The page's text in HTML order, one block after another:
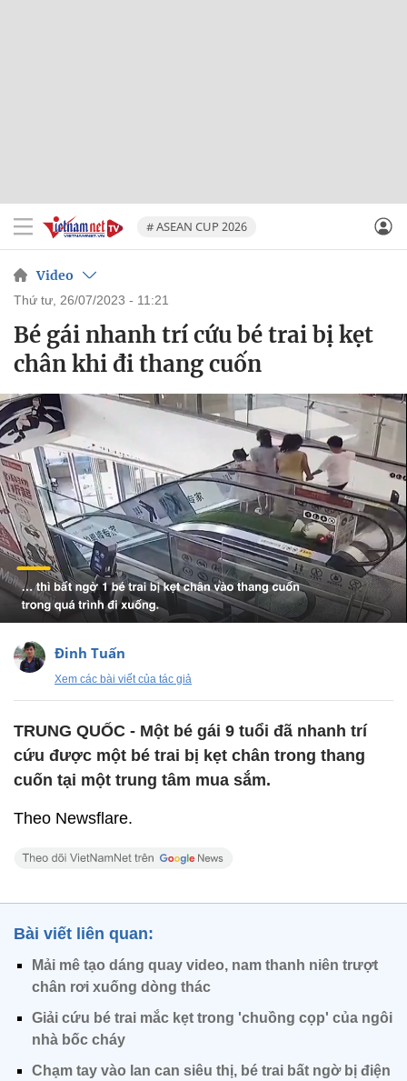
# ASEAN CUP 2026
Video
thứ tư, 26/07/2023 - 11:21
Bé gái nhanh trí cứu bé trai bị kẹt
chân khi đi thang cuốn
Đinh Tuấn
Xem các bài viết của tác giả
TRUNG QUỐC - Một bé gái 9 tuổi đã nhanh trí
cứu được một bé trai bị kẹt chân trong thang
cuốn tại một trung tâm mua sắm.
Theo Newsflare.
Bài viết liên quan:
Mải mê tạo dáng quay video, nam thanh niên trượt
chân rơi xuống dòng thác
Giải cứu bé trai mắc kẹt trong 'chuồng cọp' của ngôi
nhà bốc cháy
Chạm tay vào lan can siêu thị, bé trai bất ngờ bị điện